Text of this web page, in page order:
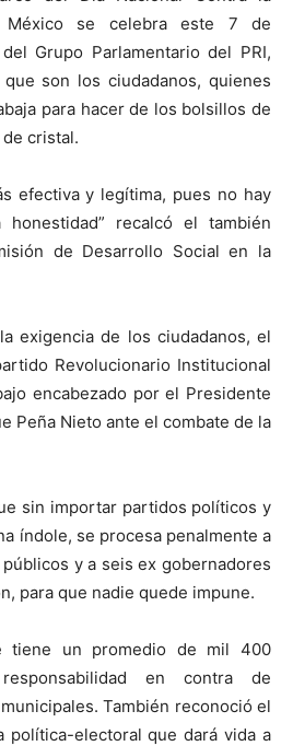
México se celebra este 7 de
Grupo Parlamentario del PRI,
son los ciudadanos, quienes
para hacer de los bolsillos de
cristal.
efectiva y legítima, pues no hay
recalcó el también
de Desarrollo Social en la
exigencia de los ciudadanos, el
Revolucionario Institucional
encabezado por el Presidente
Peña Nieto ante el combate de la
sin importar partidos políticos y
índole, se procesa penalmente a
y a seis ex gobernadores
para que nadie quede impune.
tiene un promedio de mil 400
en contra de
También reconoció el
política-electoral que dará vida a